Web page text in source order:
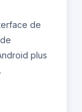
de
plus